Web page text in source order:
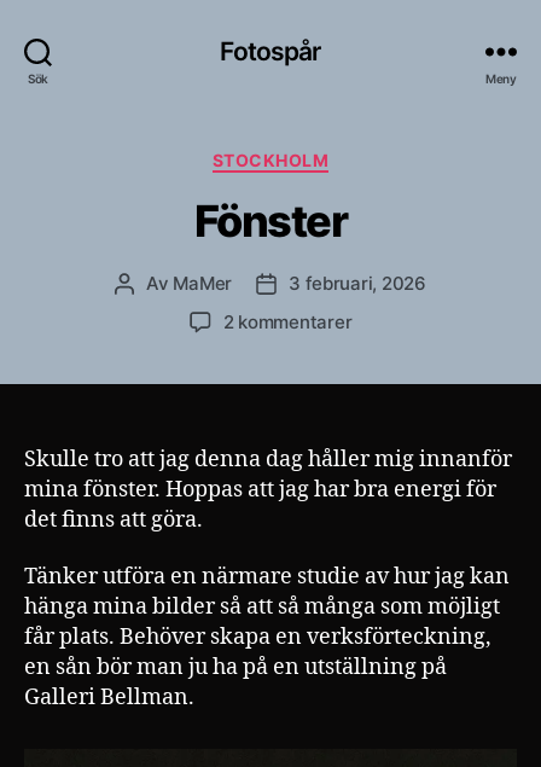
Sök
Fotospår
Meny
Kategorier
STOCKHOLM
Fönster
Inläggsförfattare
Av MaMer Inläggsdatum
3 februari, 2026
2 kommentarertill
Skulle tro att jag denna dag håller mig innanför
mina fönster. Hoppas att jag har bra energi för
det finns att göra.
Tänker utföra en närmare studie av hur jag kan
hänga mina bilder så att så många som möjligt
får plats. Behöver skapa en verksförteckning,
en sån bör man ju ha på en utställning på
Galleri Bellman.